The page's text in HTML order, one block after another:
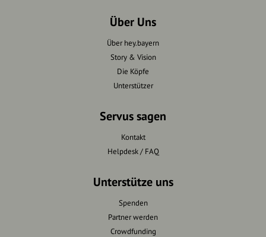
Über Uns
Über hey.bayern
Story & Vision
Die Köpfe
Unterstützer
Servus sagen
Kontakt
Helpdesk / FAQ
Unterstütze uns
Spenden
Partner werden
Crowdfunding